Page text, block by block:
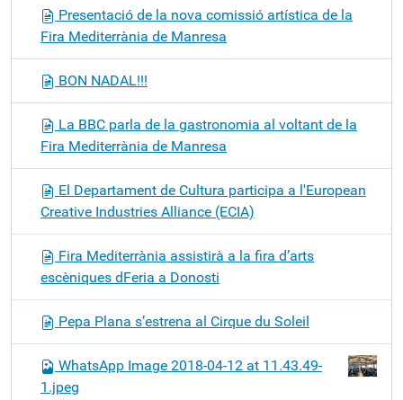
Presentació de la nova comissió artística de la
Fira Mediterrània de Manresa
BON NADAL!!!
La BBC parla de la gastronomia al voltant de la
Fira Mediterrània de Manresa
El Departament de Cultura participa a l'European
Creative Industries Alliance (ECIA)
Fira Mediterrània assistirà a la fira d’arts
escèniques dFeria a Donosti
Pepa Plana s’estrena al Cirque du Soleil
WhatsApp Image 2018-04-12 at 11.43.49-
1.jpeg